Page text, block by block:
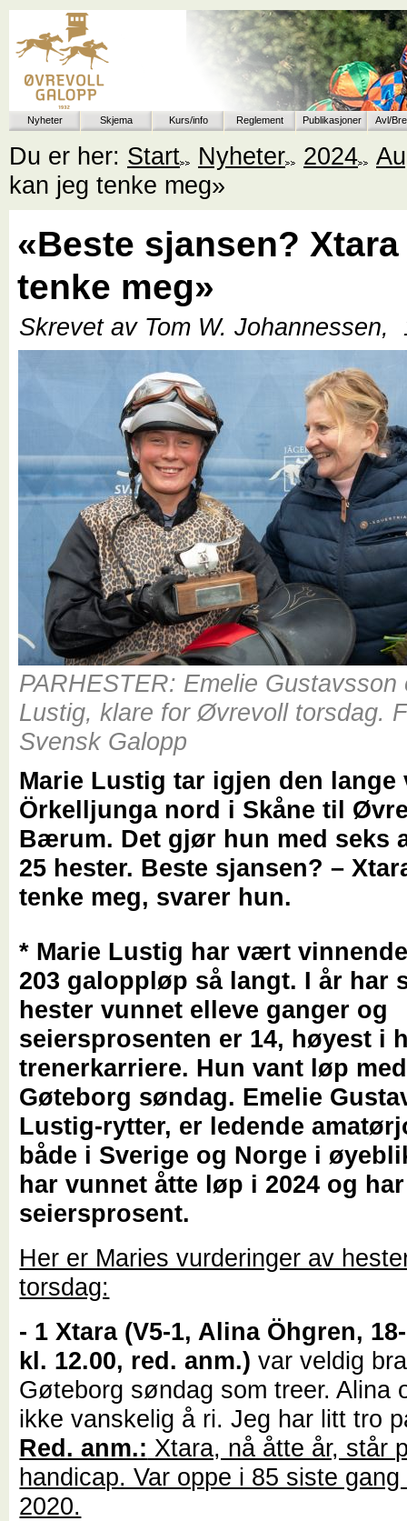
Nyheter Skjema Kurs/info Reglement Publikasjoner Avl/
Du er her: Start Nyheter 2024
kan jeg tenke meg»
«Beste sjansen?
tenke meg»
Skrevet av Tom W. Johannessen,
PARHESTER: Emelie Gustavsson
Lustig, klare for Øvrevoll torsdag.
Svensk Galopp
Marie Lustig tar igjen den lange
Örkelljunga nord i Skåne til
Bærum. Det gjør hun med seks
25 hester. Beste sjansen? –
tenke meg, svarer hun.
* Marie Lustig har vært
203 galoppløp så langt. I år har
hester vunnet elleve ganger og
seiersprosenten er 14, høyest i
trenerkarriere. Hun vant løp
Gøteborg søndag. Emelie
Lustig-rytter, er ledende
både i Sverige og Norge i
har vunnet åtte løp i 2024 og
seiersprosent.
Her er Maries vurderinger av
torsdag:
- 1 Xtara (V5-1, Alina Öhgren,
kl. 12.00, red. anm.) var veldig
Gøteborg søndag som treer. Alina
ikke vanskelig å ri. Jeg har litt tro
Red. anm.: Xtara, nå åtte år, står
handicap. Var oppe i 85 siste
2020.